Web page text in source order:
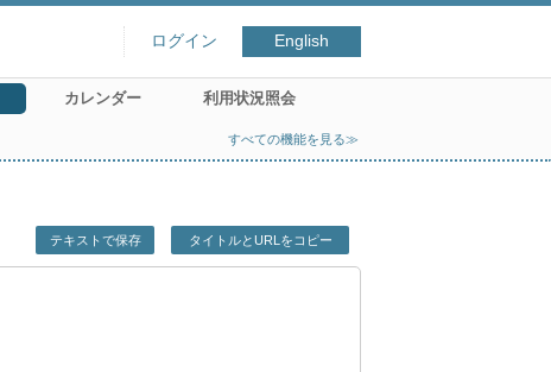
ログイン English
カレンダー 利用状況照会
すべての機能を見る≫
テキストで保存 タイトルとURLをコピー